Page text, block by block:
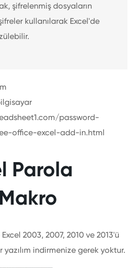
şifrelenmiş dosyaların
kullanılarak Excel'de
password-
office-excel-add-in.html
Parola
2003, 2007, 2010 ve 2013'ü
yazılım indirmenize gerek yoktur.